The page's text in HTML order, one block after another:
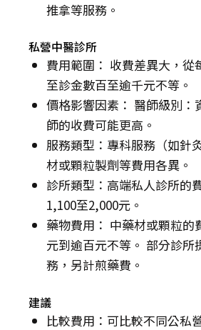
推拿等服務。
私營中醫診所
費用範圍： 收費差異大，從
至診金數百至逾千元不等。
價格影響因素： 醫師級別：
師的收費可能更高。
服務類型：專科服務（如針
材或顆粒製劑等費用各異。
診所類型：高端私人診所的
1,100至2,000元。
藥物費用： 中藥材或顆粒的
元到逾百元不等。 部分診所
務，另計煎藥費。
建議
比較費用：可比較不同公私